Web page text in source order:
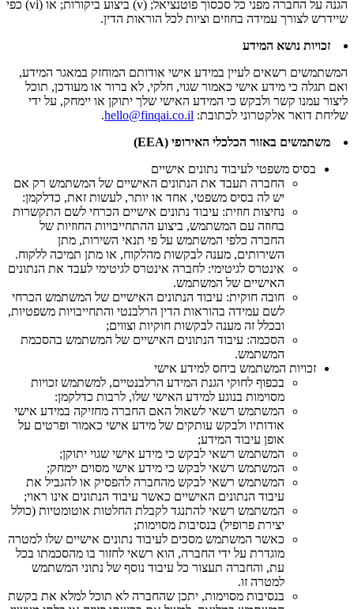
הגנה על החברה מפני כל סכסוך פוטנציאל; (v) ביצוע ביקורות; או (vi) כפי
שיידרש לצורך עמידה בחוזים וציות לכל הוראות הדין.
זכויות נושא המידע
המשתמשים רשאים לעיין במידע אישי אודותם המוחזק במאגר המידע,
ואם תגלה כי מידע אישי כאמור שגוי, חלקי, לא ברור או מעודכן, תוכל
ליצור עמנו קשר ולבקש כי המידע האישי שלך יתוקן או יימחק, על ידי
שליחת דואר אלקטרוני לכתובת: hello@finqai.co.il
.
משתמשים באזור הכלכלי האירופי (EEA)
בסיס משפטי לעיבוד נתונים אישיים
החברה תעבד את הנתונים האישיים של המשתמש רק אם
יש לה בסיס משפטי, אחד או יותר, לעשות זאת, כדלקמן:
נחיצות חוזית: עיבוד נתונים אישיים הכרחי לשם התקשרות
בחוזה עם המשתמש, ביצוע ההתחייבויות החוזיות של
החברה כלפי המשתמש על פי תנאי השירות, מתן
השירותים, מענה לבקשות מהלקוח, או מתן תמיכה ללקוח.
אינטרס לגיטימי: לחברה אינטרס לגיטימי לעבד את הנתונים
האישיים של המשתמש.
חובה חוקית: עיבוד הנתונים האישיים של המשתמש הכרחי
לשם עמידה בהוראות הדין הרלבנטי והתחייבויות משפטיות,
ובכלל זה מענה לבקשות חוקיות וצווים;
הסכמה: עיבוד הנתונים האישיים של המשתמש בהסכמת
המשתמש.
זכויות המשתמש ביחס למידע אישי
בכפוף לחוקי הגנת המידע הרלבנטיים, למשתמש זכויות
מסוימות בנוגע למידע האישי שלו, לרבות כדלקמן:
המשתמש רשאי לשאול האם החברה מחזיקה במידע אישי
אודותיו ולבקש עותקים של מידע אישי כאמור ופרטים על
אופן עיבוד המידע;
המשתמש רשאי לבקש כי מידע אישי שגוי יתוקן;
המשתמש רשאי לבקש כי מידע אישי מסוים יימחק;
המשתמש רשאי לבקש מהחברה להפסיק או להגביל את
עיבוד הנתונים האישיים כאשר עיבוד הנתונים אינו ראוי;
המשתמש רשאי להתנגד לקבלת החלטות אוטומטיות (כולל
יצירת פרופיל) בנסיבות מסוימות;
כאשר המשתמש מסכים לעיבוד נתונים אישיים שלו למטרה
מוגדרת על ידי החברה, הוא רשאי לחזור בו מהסכמתו בכל
עת, והחברה תעצור כל עיבוד נוסף של נתוני המשתמש
למטרה זו.
בנסיבות מסוימות, יתכן שהחברה לא תוכל למלא את בקשת